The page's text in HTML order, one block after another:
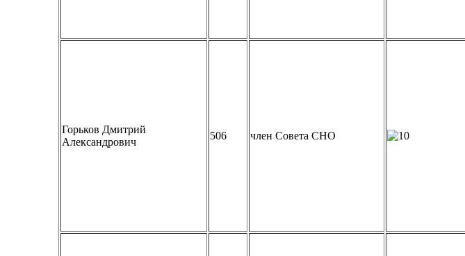
Горьков Дмитрий
Александрович
506 член Совета СНО